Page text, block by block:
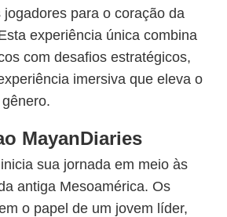
para o coração da
experiência única combina
com desafios estratégicos,
imersiva que eleva o
MayanDiaries
inicia sua jornada em meio às
antiga Mesoamérica. Os
o papel de um jovem líder,